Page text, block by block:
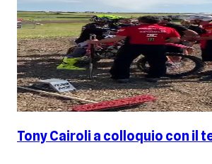
Tony Cairoli a colloquio con il